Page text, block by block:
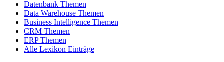
Datenbank Themen
Data Warehouse Themen
Business Intelligence Themen
CRM Themen
ERP Themen
Alle Lexikon Einträge